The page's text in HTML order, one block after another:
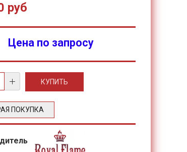
руб
Цена по запросу
ПОКУПКА